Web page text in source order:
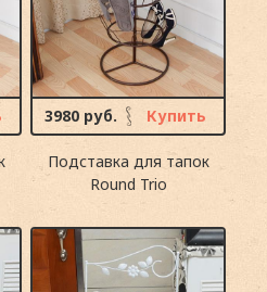
3980 руб. Купить
Подставка для тапок
Round Trio